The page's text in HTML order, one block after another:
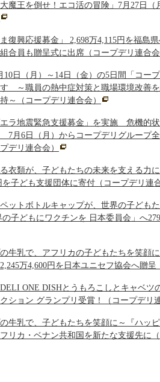
魔王を倒せ！エコ活の冒険」7月27日
ま復興応援募金」 2,698万4,115円を福
合員も贈呈式に出席（コープデリ連合会
10日（月）～14日（金）の5日間「コー
～職員の熱中症対策と職場環境改善
～（コープデリ連合会）
エラ地震緊急支援募金」を実施 危機的
7月6日（月）からコープデリグループ
デリ連合会）
衣類が、子どもたちの未来を支える力
を子ども支援団体に寄付（コープデリ連
ットボトルキャップが、世界の子ども
子どもにワクチンを 日本委員会」へ
牛乳で、アフリカの子どもたちを笑顔
2,245万4,600円を日本ユニセフ協会へ贈呈
ONE DISHとうもろこしとキャベ
クション グランプリ受賞！（コープデリ
牛乳で、子どもたちを笑顔に～『ハッ
リカ・ベナン共和国を新たな支援先に（